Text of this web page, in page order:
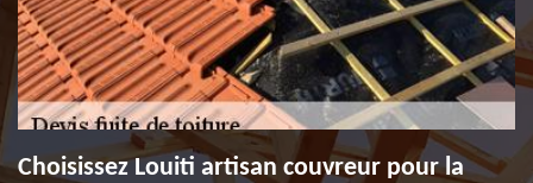
Choisissez Louiti artisan couvreur pour la